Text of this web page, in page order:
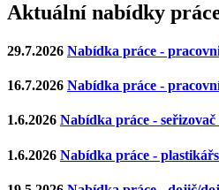
Aktuální nabídky
29.7.2026 Nabídka práce -
16.7.2026 Nabídka práce -
1.6.2026 Nabídka práce - seřizovač
1.6.2026 Nabídka práce -